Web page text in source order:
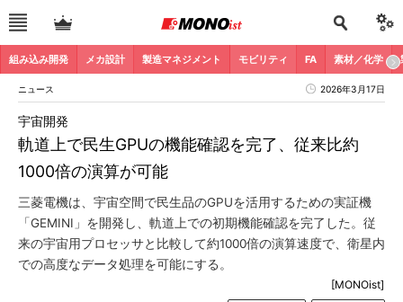
組み込み開発 メカ設計 製造マネジメント モビリティ FA 素材／化学
ニュース 2026年3月17日
軌道上で民生GPUの機能確認を完了、従来比約
1000倍の演算が可能
宇宙開発
三菱電機は、宇宙空間で民生品のGPUを活用するための実証機
「GEMINI」を開発し、軌道上での初期機能確認を完了した。従
来の宇宙用プロセッサと比較して約1000倍の演算速度で、衛星内
での高度なデータ処理を可能にする。
[MONOist]